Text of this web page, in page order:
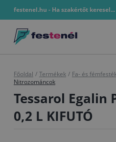
festenel.hu - Ha szakértőt keresel...
Főoldal / Termékek / Fa- és
Nitrozománcok
Tessarol Egalin
0,2 L KIFUTÓ